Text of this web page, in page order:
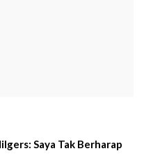
Saya Tak Berharap